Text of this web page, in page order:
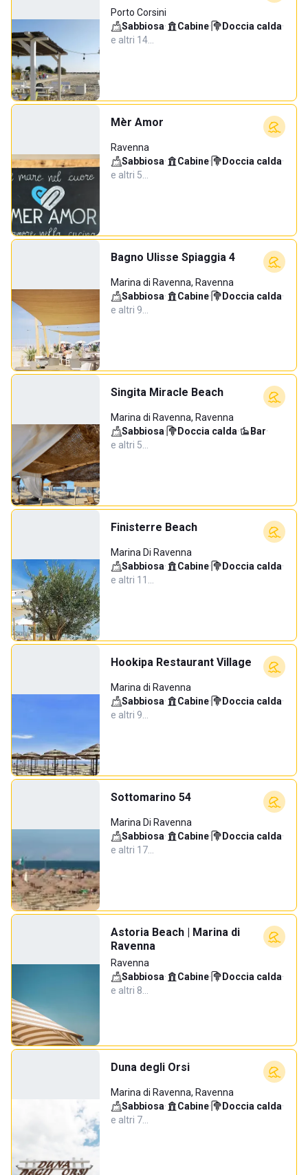
Porto Corsini
Sabbiosa· Cabine· Doccia calda·
e altri 14…
Mèr Amor
Ravenna
Sabbiosa· Cabine· Doccia calda·
e altri 5…
Bagno Ulisse Spiaggia 4
Marina di Ravenna, Ravenna
Sabbiosa· Cabine· Doccia calda·
e altri 9…
Singita Miracle Beach
Marina di Ravenna, Ravenna
Sabbiosa· Doccia calda· Bar·
e altri 5…
Finisterre Beach
Marina Di Ravenna
Sabbiosa· Cabine· Doccia calda·
e altri 11…
Hookipa Restaurant Village
Marina di Ravenna
Sabbiosa· Cabine· Doccia calda·
e altri 9…
Sottomarino 54
Marina Di Ravenna
Sabbiosa· Cabine· Doccia calda·
e altri 17…
Astoria Beach | Marina di
Ravenna
Ravenna
Sabbiosa· Cabine· Doccia calda·
e altri 8…
Duna degli Orsi
Marina di Ravenna, Ravenna
Sabbiosa· Cabine· Doccia calda·
e altri 7…